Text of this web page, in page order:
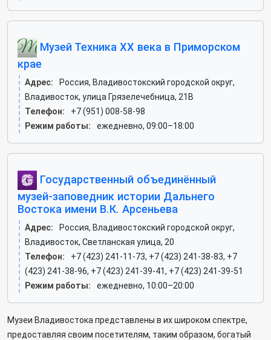
Музей Техника XX века в Приморском
крае
Адрес:
Россия, Владивостокский городской округ,
Владивосток, улица Грязелечебница, 21В
Телефон:
+7 (951) 008-58-98
Режим работы:
ежедневно, 09:00–18:00
Государственный объединённый
музей-заповедник истории Дальнего
Востока имени В.К. Арсеньева
Адрес:
Россия, Владивостокский городской округ,
Владивосток, Светланская улица, 20
Телефон:
+7 (423) 241-11-73, +7 (423) 241-38-83, +7
(423) 241-38-96, +7 (423) 241-39-41, +7 (423) 241-39-51
Режим работы:
ежедневно, 10:00–20:00
Музеи Владивостока представлены в их широком спектре,
предоставляя своим посетителям, таким образом, богатый